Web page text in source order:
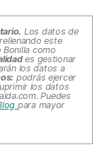
Los datos de
este
como
es gestionar
los datos a
podrás ejercer
los datos
. Puedes
para mayor